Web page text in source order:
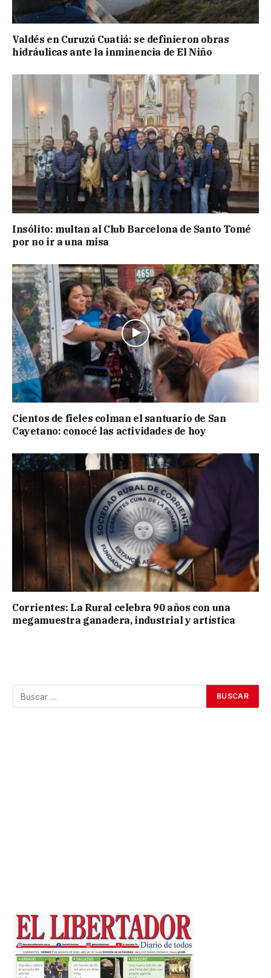
Valdés en Curuzú Cuatiá: se definieron obras
hidráulicas ante la inminencia de El Niño
Insólito: multan al Club Barcelona de Santo Tomé
por no ir a una misa
Cientos de fieles colman el santuario de San
Cayetano: conocé las actividades de hoy
Corrientes: La Rural celebra 90 años con una
megamuestra ganadera, industrial y artística